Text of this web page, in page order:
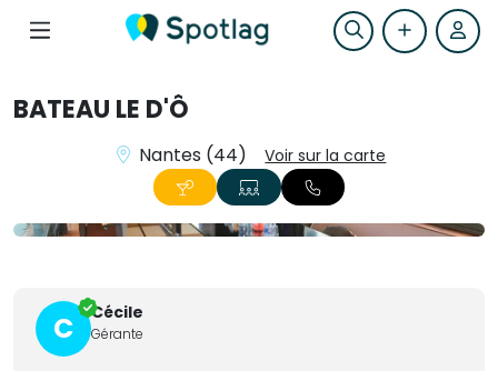
BATEAU LE D'Ô
Nantes (44) Voir sur la carte
C Cécile
Gérante